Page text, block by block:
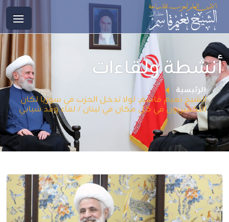
أنشطة ولقاءات
الرئيسية
الشيخ نعيم قاسم: لولا تدخل الحزب في سوريا لكان
التكفيريون في كل مكان في لبنان / لقاء وفد شبابي